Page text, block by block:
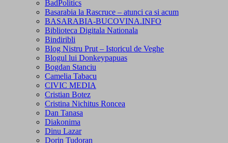
BadPolitics
Basarabia la Rascruce – atunci ca si acum
BASARABIA-BUCOVINA.INFO
Biblioteca Digitala Nationala
Bindiribli
Blog Nistru Prut – Istoricul de Veghe
Blogul lui Donkeypapuas
Bogdan Stanciu
Camelia Tabacu
CIVIC MEDIA
Cristian Botez
Cristina Nichitus Roncea
Dan Tanasa
Diakonima
Dinu Lazar
Dorin Tudoran